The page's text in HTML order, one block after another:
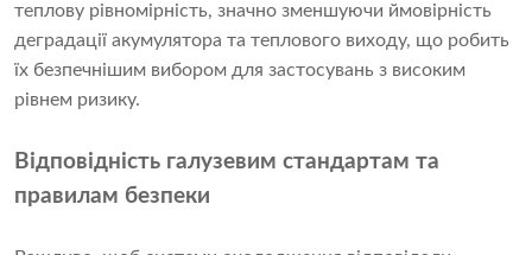
теплову рівномірність, значно зменшуючи ймовірність
деградації акумулятора та теплового виходу, що робить
їх безпечнішим вибором для застосувань з високим
рівнем ризику.
Відповідність галузевим стандартам та
правилам безпеки